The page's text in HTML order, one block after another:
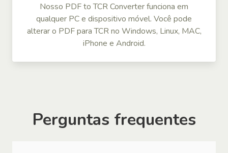
Nosso PDF to TCR Converter funciona em
qualquer PC e dispositivo móvel. Você pode
alterar o PDF para TCR no Windows, Linux, MAC,
iPhone e Android.
Perguntas frequentes